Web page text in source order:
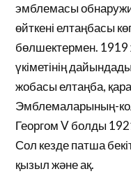
эмблемасы
өйткені елтаңбасы
бөлшектермен. 1919
үкіметінің
жобасы елтаңба,
Эмблемаларының-
Георгом V болды
Сол кезде патша
қызыл және ақ.